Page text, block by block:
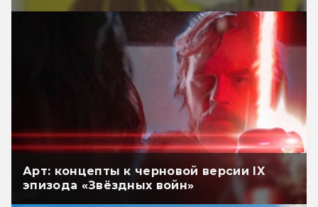
Арт: концепты к черновой версии IX
эпизода «Звёздных войн»